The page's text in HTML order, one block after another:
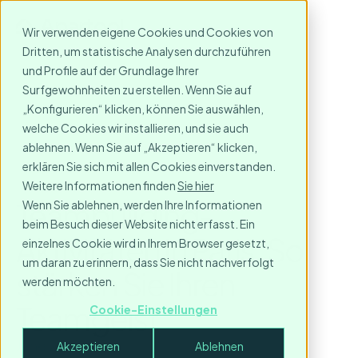
Wir verwenden eigene Cookies und Cookies von
Dritten, um statistische Analysen durchzuführen
und Profile auf der Grundlage Ihrer
Surfgewohnheiten zu erstellen. Wenn Sie auf
„Konfigurieren“ klicken, können Sie auswählen,
welche Cookies wir installieren, und sie auch
ablehnen. Wenn Sie auf „Akzeptieren“ klicken,
erklären Sie sich mit allen Cookies einverstanden.
Weitere Informationen findenSie hier
Wenn Sie ablehnen, werden Ihre Informationen
beim Besuch dieser Website nicht erfasst. Ein
einzelnes Cookie wird in Ihrem Browser gesetzt,
um daran zu erinnern, dass Sie nicht nachverfolgt
werden möchten.
Cookie-Einstellungen
Akzeptieren Ablehnen
Teambuilding-
Aktivitäten in Paris: So
stärken Sie Ihren
Teamgeist
June 23, 2023